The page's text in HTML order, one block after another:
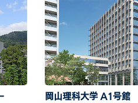
岡山理科大学 A1号館